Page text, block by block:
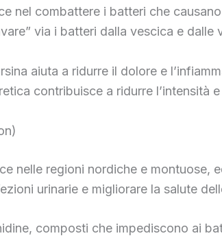
nel combattere i batteri che
via i batteri dalla vescica e dalle
aiuta a ridurre il dolore e
contribuisce a ridurre l’intensità
nelle regioni nordiche e
urinarie e migliorare la salute
composti che impediscono ai